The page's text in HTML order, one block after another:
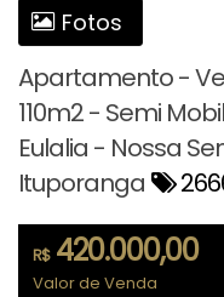
Fotos
Apartamento -
110m2 - Semi
Eulalia - Nossa
Ituporanga
R$420.000,00
Valor de Venda